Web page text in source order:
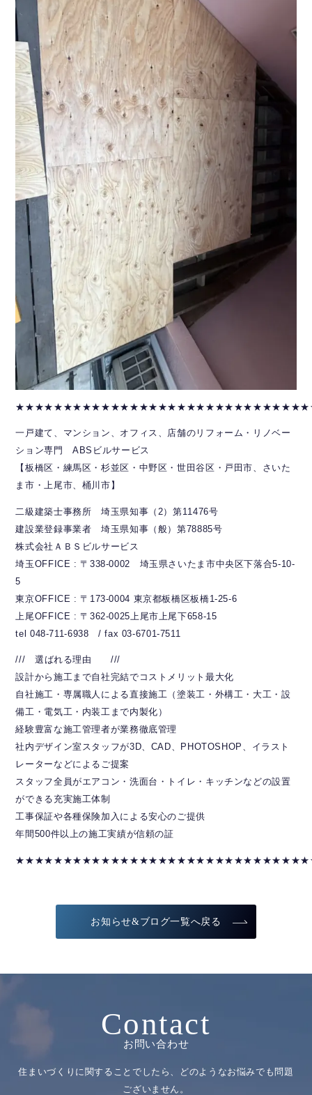
一戸建て、マンション、オフィス、店舗のリフォーム・リノベー
ション専門 ABSビルサービス
【板橋区・練馬区・杉並区・中野区・世田谷区・戸田市、さいた
ま市・上尾市、桶川市】
二級建築士事務所 埼玉県知事（2）第11476号
建設業登録事業者 埼玉県知事（般）第78885号
株式会社ＡＢＳビルサービス
埼玉OFFICE : 〒338-0002 埼玉県さいたま市中央区下落合5-10-
5
東京OFFICE : 〒173-0004 東京都板橋区板橋1-25-6
上尾OFFICE : 〒362-0025上尾市上尾下658-15
tel 048-711-6938 / fax 03-6701-7511
/// 選ばれる理由 ///
設計から施工まで自社完結でコストメリット最大化
自社施工・専属職人による直接施工（塗装工・外構工・大工・設
備工・電気工・内装工まで内製化）
経験豊富な施工管理者が業務徹底管理
社内デザイン室スタッフが3D、CAD、PHOTOSHOP、イラスト
レーターなどによるご提案
スタッフ全員がエアコン・洗面台・トイレ・キッチンなどの設置
ができる充実施工体制
工事保証や各種保険加入による安心のご提供
年間500件以上の施工実績が信頼の証
お知らせ&ブログ一覧へ戻る
Contact
お問い合わせ
住まいづくりに関することでしたら、どのようなお悩みでも問題
ございません。